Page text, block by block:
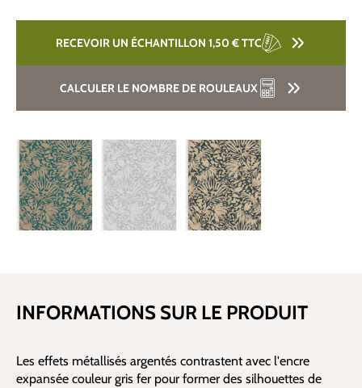
RECEVOIR UN ÉCHANTILLON 1,50 €TTC
CALCULER LE NOMBRE DE ROULEAUX
INFORMATIONS SUR LE PRODUIT
Les effets métallisés argentés contrastent avec l'encre
expansée couleur gris fer pour former des silhouettes de